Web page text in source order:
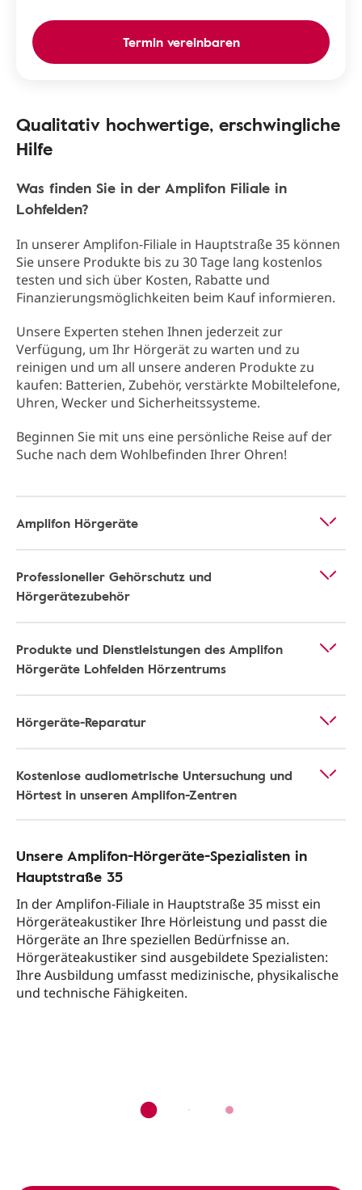
Termin vereinbaren
Qualitativ hochwertige, erschwingliche
Hilfe
Was finden Sie in der Amplifon Filiale in
Lohfelden?
In unserer Amplifon-Filiale in Hauptstraße 35 können
Sie unsere Produkte bis zu 30 Tage lang kostenlos
testen und sich über Kosten, Rabatte und
Finanzierungsmöglichkeiten beim Kauf informieren.
Unsere Experten stehen Ihnen jederzeit zur
Verfügung, um Ihr Hörgerät zu warten und zu
reinigen und um all unsere anderen Produkte zu
kaufen: Batterien, Zubehör, verstärkte Mobiltelefone,
Uhren, Wecker und Sicherheitssysteme.
Beginnen Sie mit uns eine persönliche Reise auf der
Suche nach dem Wohlbefinden Ihrer Ohren!
Amplifon Hörgeräte
Professioneller Gehörschutz und
Hörgerätezubehör
Produkte und Dienstleistungen des Amplifon
Hörgeräte Lohfelden Hörzentrums
Hörgeräte-Reparatur
Kostenlose audiometrische Untersuchung und
Hörtest in unseren Amplifon-Zentren
Unsere Amplifon-Hörgeräte-Spezialisten in
Hauptstraße 35
In der Amplifon-Filiale in Hauptstraße 35 misst ein
Hörgeräteakustiker Ihre Hörleistung und passt die
Hörgeräte an Ihre speziellen Bedürfnisse an.
Hörgeräteakustiker sind ausgebildete Spezialisten:
Ihre Ausbildung umfasst medizinische, physikalische
und technische Fähigkeiten.